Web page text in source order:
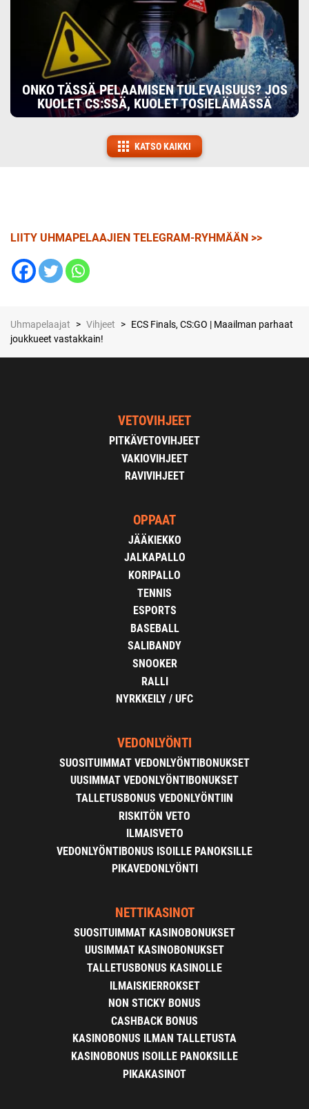
ONKO TÄSSÄ PELAAMISEN TULEVAISUUS? JOS
KUOLET CS:SSÄ, KUOLET TOSIELÄMÄSSÄ
KATSO KAIKKI
LIITY UHMAPELAAJIEN TELEGRAM-RYHMÄÄN >>
Uhmapelaajat > Vihjeet > ECS Finals, CS:GO | Maailman parhaat
joukkueet vastakkain!
VETOVIHJEET
PITKÄVETOVIHJEET
VAKIOVIHJEET
RAVIVIHJEET
OPPAAT
JÄÄKIEKKO
JALKAPALLO
KORIPALLO
TENNIS
ESPORTS
BASEBALL
SALIBANDY
SNOOKER
RALLI
NYRKKEILY / UFC
VEDONLYÖNTI
SUOSITUIMMAT VEDONLYÖNTIBONUKSET
UUSIMMAT VEDONLYÖNTIBONUKSET
TALLETUSBONUS VEDONLYÖNTIIN
RISKITÖN VETO
ILMAISVETO
VEDONLYÖNTIBONUS ISOILLE PANOKSILLE
PIKAVEDONLYÖNTI
NETTIKASINOT
SUOSITUIMMAT KASINOBONUKSET
UUSIMMAT KASINOBONUKSET
TALLETUSBONUS KASINOLLE
ILMAISKIERROKSET
NON STICKY BONUS
CASHBACK BONUS
KASINOBONUS ILMAN TALLETUSTA
KASINOBONUS ISOILLE PANOKSILLE
PIKAKASINOT